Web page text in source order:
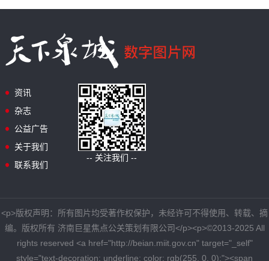
资讯
杂志
公益广告
关于我们
联系我们
-- 关注我们 --
<p>版权声明：所有图片均受著作权保护，未经许可不得使用、转载、摘
编。版权所有 济南巨星焦点公关策划有限公司</p><p>©2013-2025 All
rights reserved <a href="http://beian.miit.gov.cn" target="_self"
style="text-decoration: underline; color: rgb(255, 0, 0);"><span